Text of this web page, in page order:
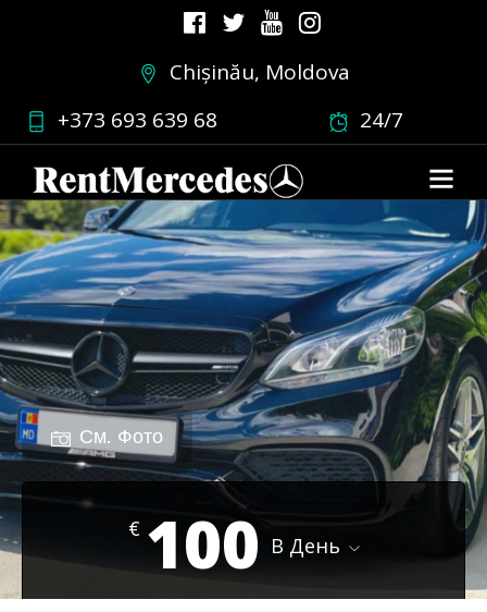
Chișinău, Moldova
+373 693 639 68
24/7
См. Фото
€ 100 В День